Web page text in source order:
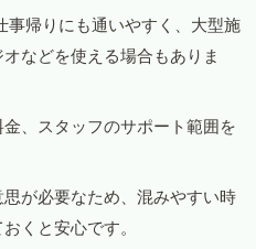
帰りにも通いやすく、大型施
などを使える場合もありま
、スタッフのサポート範囲を
が必要なため、混みやすい時
くと安心です。